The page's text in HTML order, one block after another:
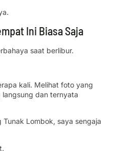
Ini Biasa Saja
saat berlibur.
kali. Melihat foto yang
dan ternyata
Tunak Lombok, saya sengaja